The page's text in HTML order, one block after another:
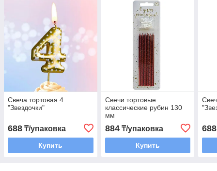
Свеча тортовая 4
"Звездочки"
688 ₸/упаковка
Купить
Свечи тортовые
классические рубин 130
мм
884₸/упаковка
Купить
688